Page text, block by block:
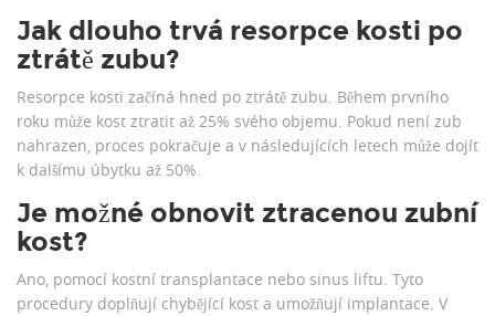
Jak dlouho trvá resorpce kosti po
ztrátě zubu?
Resorpce kosti začíná hned po ztrátě zubu. Během prvního
roku může kost ztratit až 25% svého objemu. Pokud není zub
nahrazen, proces pokračuje a v následujících letech může dojít
k dalšímu úbytku až 50%.
Je možné obnovit ztracenou zubní
kost?
Ano, pomocí kostní transplantace nebo sinus liftu. Tyto
procedury doplňují chybějící kost a umožňují implantace. V